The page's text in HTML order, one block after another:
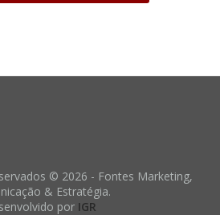
© 2026 - Fontes Marketing,
& Estratégia.
por IGR